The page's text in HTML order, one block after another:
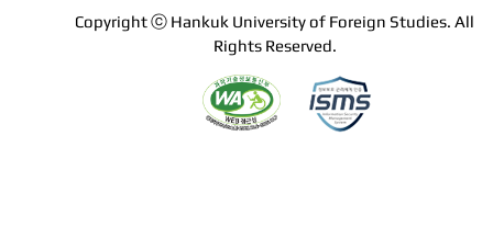
Copyright ⓒ Hankuk University of Foreign Studies. All
Rights Reserved.